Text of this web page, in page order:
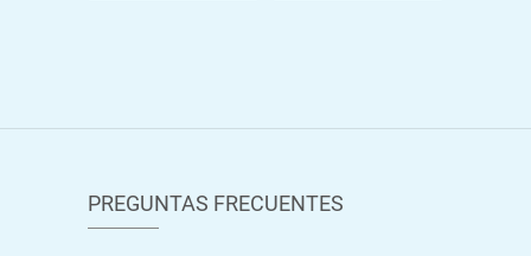
PREGUNTAS FRECUENTES